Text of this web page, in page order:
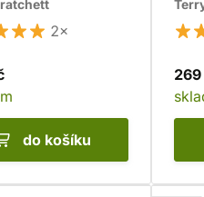
2×
do košíku